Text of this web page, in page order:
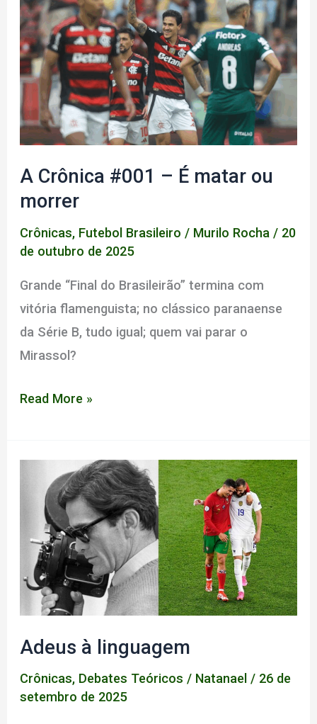
noites
mágicas
A Crônica #001 – É matar ou
morrer
Crônicas, Futebol Brasileiro / Murilo Rocha / 20
de outubro de 2025
Grande “Final do Brasileirão” termina com
vitória flamenguista; no clássico paranaense
da Série B, tudo igual; quem vai parar o
Mirassol?
A
matar
ou
morrer
Read More »
Adeus à linguagem
Crônicas, Debates Teóricos / Natanael/ 26 de
setembro de 2025